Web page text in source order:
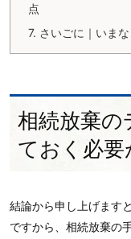
点
7. さいごに｜いま
相続放棄の
ておく必要
結論から申し上げます
ですから、相続放棄の